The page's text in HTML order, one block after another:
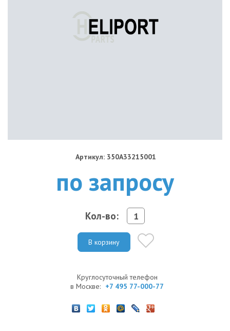
Артикул: 350A33215001
по запросу
Кол-во:
В корзину
Круглосуточный телефон
в Москве: +7 495 77-000-77